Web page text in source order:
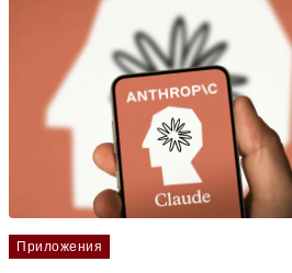
Приложения